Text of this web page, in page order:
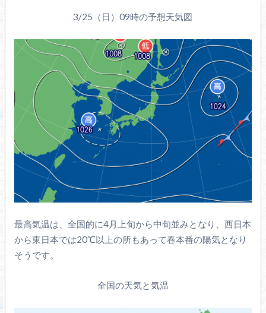
3/25（日）09時の予想天気図
最高気温は、全国的に4月上旬から中旬並みとなり、西日本
から東日本では20℃以上の所もあって春本番の陽気となり
そうです。
全国の天気と気温